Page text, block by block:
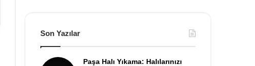
Son Yazılar
Paşa Halı Yıkama: Halılarınızı